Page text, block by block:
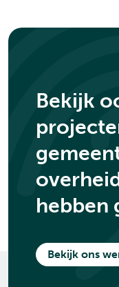
Bekijk
hebben
Bekijk ons